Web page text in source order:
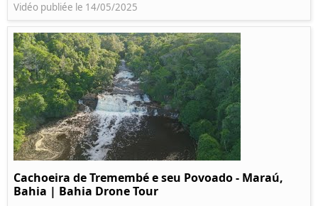
Vidéo publiée le 14/05/2025
Cachoeira de Tremembé e seu Povoado - Maraú,
Bahia | Bahia Drone Tour